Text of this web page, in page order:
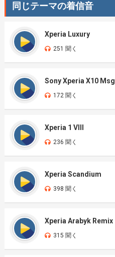
同じテーマの着信音
Xperia Luxury
251 聞く
Sony Xperia X10 Msg
172 聞く
Xperia 1 VIII
236 聞く
Xperia Scandium
398 聞く
Xperia Arabyk Remix
315 聞く